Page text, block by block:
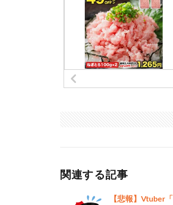
関連する記事
【悲報】Vtuber